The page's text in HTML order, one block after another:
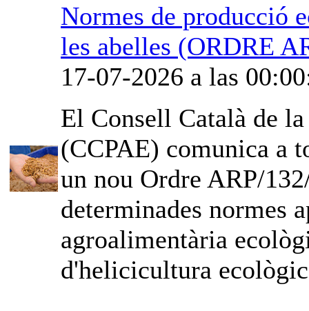
Normes de producció
les abelles (ORDRE
17-07-2026 a las
El Consell Català de
(CCPAE) comunica a
un nou Ordre ARP/
determinades normes
agroalimentària
d'helicicultura